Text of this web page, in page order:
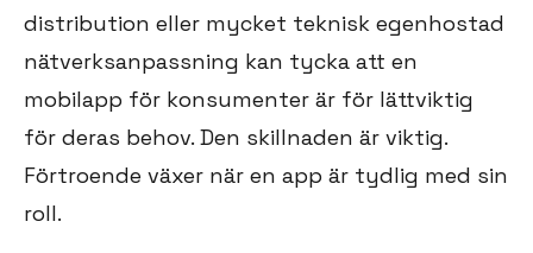
distribution eller mycket teknisk egenhostad
nätverksanpassning kan tycka att en
mobilapp för konsumenter är för lättviktig
för deras behov. Den skillnaden är viktig.
Förtroende växer när en app är tydlig med sin
roll.